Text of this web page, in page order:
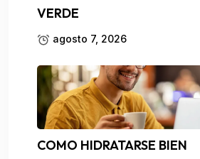
VERDE
agosto 7, 2026
COMO HIDRATARSE BIEN